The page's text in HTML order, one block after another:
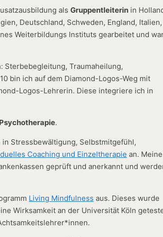
als Gruppentleiterin in
Deutschland, Schweden, England, Italien,
Weiterbildungs Instituts gearbeitet und
Traumaheilung,
bin ich auf dem Diamond-Logos-Weg mit
Logos-Lehrerin. Diese integriere ich in
.
Stressbewältigung, Selbstmitgefühl,
Coaching und Einzeltherapie an. Meine
geprüft und anerkannt und
Living Mindfulness aus. Dieses wurde
Wirksamkeit an der Universität Köln